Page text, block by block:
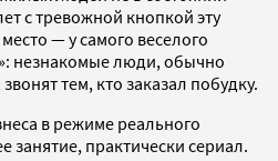
с тревожной кнопкой эту
— у самого веселого
незнакомые люди, обычно
тем, кто заказал побудку.
в режиме реального
практически сериал.